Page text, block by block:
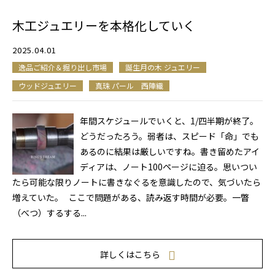
木工ジュエリーを本格化していく
2025.04.01
逸品ご紹介＆掘り出し市場
誕生月の木 ジュエリー
ウッドジュエリー
真珠 パール 西陣織
年間スケジュールでいくと、1/四半期が終了。
どうだったろう。弱者は、スピード「命」でも
あるのに結果は厳しいですね。書き留めたアイ
ディアは、ノート100ページに迫る。思いつい
たら可能な限りノートに書きなぐるを意識したので、気づいたら
増えていた。 ここで問題がある、読み返す時間が必要。一瞥
（べつ）するする...
詳しくはこちら